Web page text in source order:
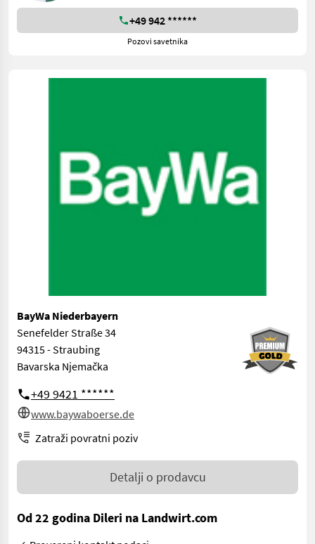
+49 942 ******
Pozovi savetnika
BayWa Niederbayern
Senefelder Straße 34
94315 - Straubing
Bavarska Njemačka
+49 9421 ******
www.baywaboerse.de
Zatraži povratni poziv
Detalji o prodavcu
Od 22 godina Dileri na Landwirt.com